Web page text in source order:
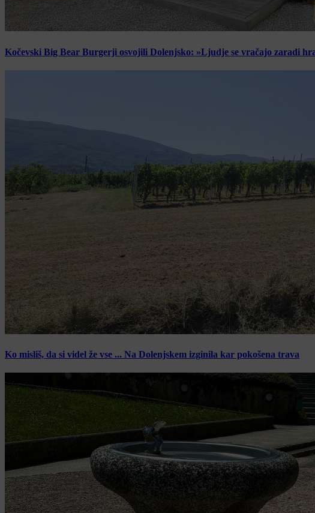
Kočevski Big Bear Burgerji osvojili Dolenjsko: »Ljudje se vračajo zaradi
Ko misliš, da si videl že vse ... Na Dolenjskem izginila kar pokošena trava